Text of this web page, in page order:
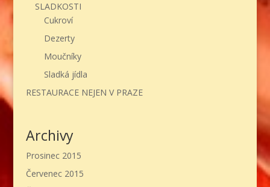
SLADKOSTI
Cukroví
Dezerty
Moučníky
Sladká jídla
RESTAURACE NEJEN V PRAZE
Archivy
Prosinec 2015
Červenec 2015